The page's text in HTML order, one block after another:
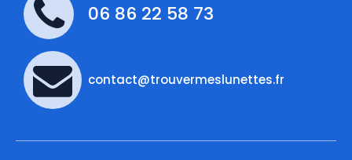
06 86 22 58 73
contact@trouvermeslunettes.fr